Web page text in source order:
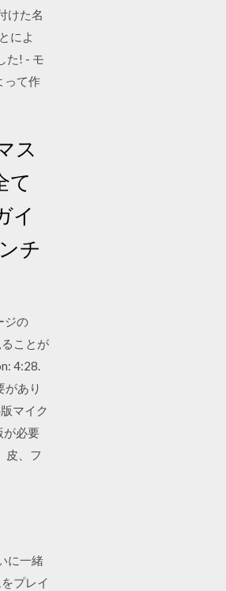
けた名
によ
た! - モ
って作
ス
て
イ
チ
ジの
ことが
4:28.
があり
マイク
が必要
皮、フ
に一緒
プレイ